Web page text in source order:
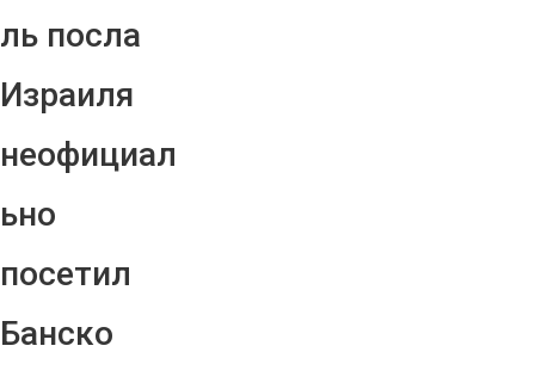
ль посла
Израиля
неофициал
ьно
посетил
Банско